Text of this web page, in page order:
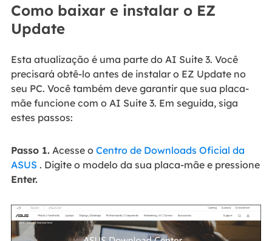
Como baixar e instalar o EZ
Update
Esta atualização é uma parte do AI Suite 3. Você
precisará obtê-lo antes de instalar o EZ Update no
seu PC. Você também deve garantir que sua placa-
mãe funcione com o AI Suite 3. Em seguida, siga
estes passos:
Passo 1.Acesse o Centro de Downloads Oficial da
ASUS . Digite o modelo da sua placa-mãe e pressione
Enter.